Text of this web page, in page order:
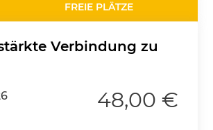
FREIE PLÄTZE
Verbindung zu
48,00 €